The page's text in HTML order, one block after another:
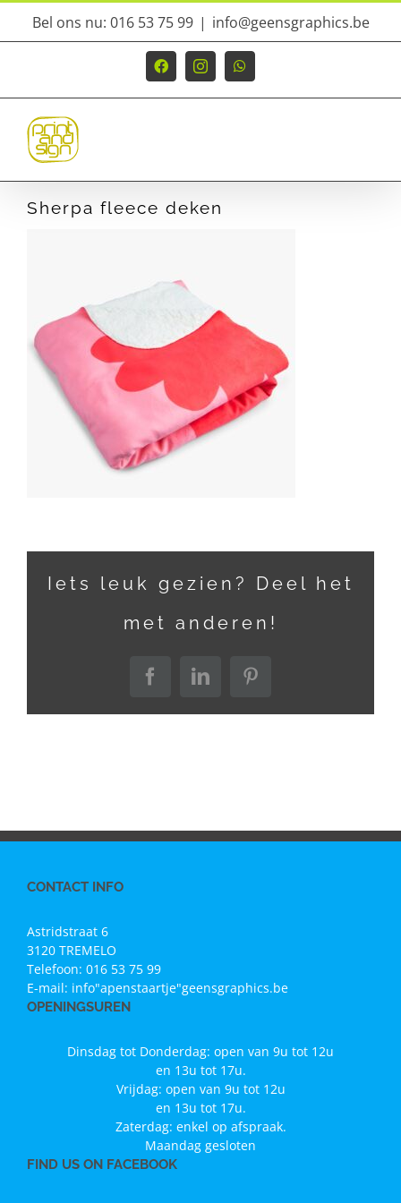
Ga
inhoud
Bel ons nu: 016 53 75 99 | info@geensgraphics.be
FacebookInstagramWhatsApp
Sherpa fleece deken
Iets leuk gezien? Deel het
met anderen!
FacebookLinkedInPinterest
CONTACT INFO
Astridstraat 6
3120 TREMELO
Telefoon: 016 53 75 99
E-mail: info"apenstaartje"geensgraphics.be
OPENINGSUREN
Dinsdag tot Donderdag: open van 9u tot 12u
en 13u tot 17u.
Vrijdag: open van 9u tot 12u
en 13u tot 17u.
Zaterdag: enkel op afspraak.
Maandag gesloten
FIND US ON FACEBOOK